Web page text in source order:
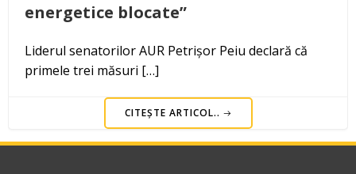
energetice blocate”
Liderul senatorilor AUR Petrișor Peiu declară că
primele trei măsuri […]
CITEȘTE ARTICOL..